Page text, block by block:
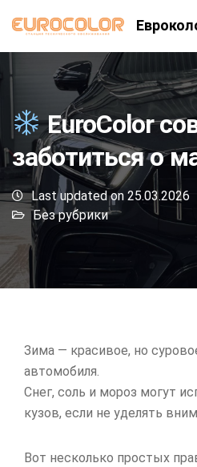
EuroColor
заботиться о
Last updated on 25.03.2026
Без рубрики
Зима — красивое, но
автомобиля.
Снег, соль и мороз могут
кузов, если не уделять
Вот несколько простых